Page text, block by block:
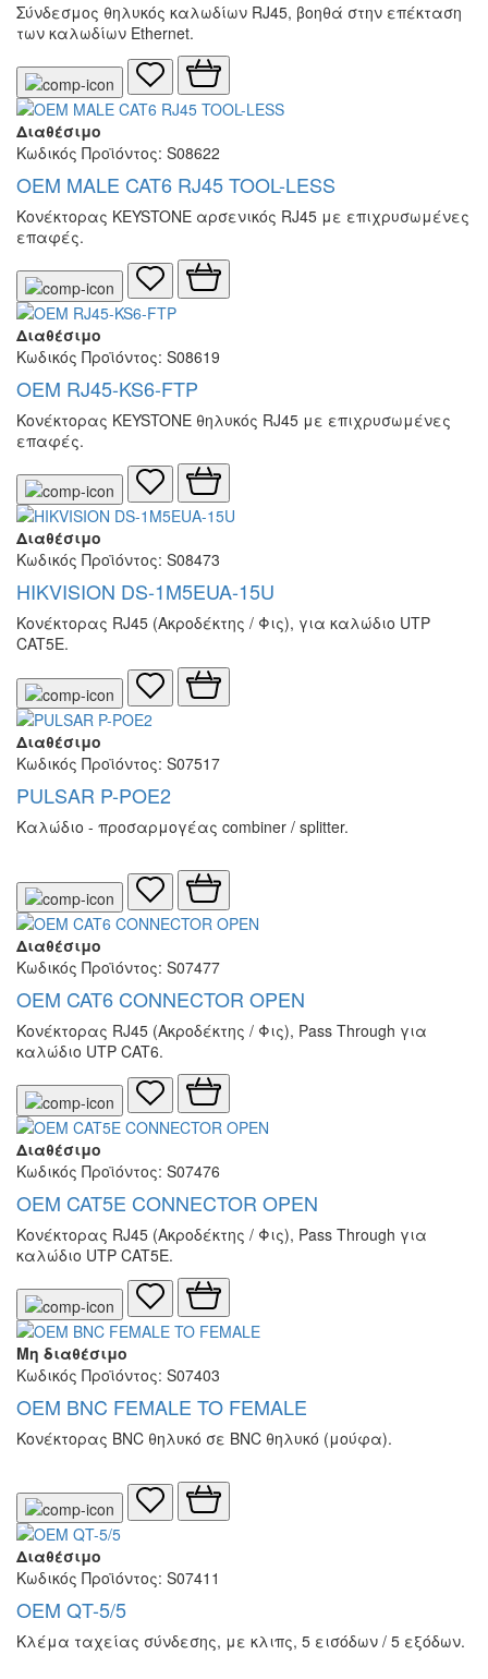
Σύνδεσμος θηλυκός καλωδίων RJ45, βοηθά στην επέκταση
των καλωδίων Ethernet.
Διαθέσιμο
Κωδικός Προϊόντος: S08622
OEM MALE CAT6 RJ45 TOOL-LESS
Κονέκτορας KEYSTONE αρσενικός RJ45 με επιχρυσωμένες
επαφές.
Διαθέσιμο
Κωδικός Προϊόντος: S08619
OEM RJ45-KS6-FTP
Κονέκτορας KEYSTONE θηλυκός RJ45 με επιχρυσωμένες
επαφές.
Διαθέσιμο
Κωδικός Προϊόντος: S08473
HIKVISION DS-1M5EUA-15U
Κονέκτορας RJ45 (Ακροδέκτης / Φις), για καλώδιο UTP
CAT5E.
Διαθέσιμο
Κωδικός Προϊόντος: S07517
PULSAR P-POE2
Καλώδιο - προσαρμογέας combiner / splitter.
Διαθέσιμο
Κωδικός Προϊόντος: S07477
OEM CAT6 CONNECTOR OPEN
Κονέκτορας RJ45 (Ακροδέκτης / Φις), Pass Through για
καλώδιο UTP CAT6.
Διαθέσιμο
Κωδικός Προϊόντος: S07476
OEM CAT5E CONNECTOR OPEN
Κονέκτορας RJ45 (Ακροδέκτης / Φις), Pass Through για
καλώδιο UTP CAT5E.
Μη διαθέσιμο
Κωδικός Προϊόντος: S07403
OEM BNC FEMALE TO FEMALE
Κονέκτορας BNC θηλυκό σε BNC θηλυκό (μούφα).
Διαθέσιμο
Κωδικός Προϊόντος: S07411
OEM QT-5/5
Κλέμα ταχείας σύνδεσης, με κλιπς, 5 εισόδων / 5 εξόδων.